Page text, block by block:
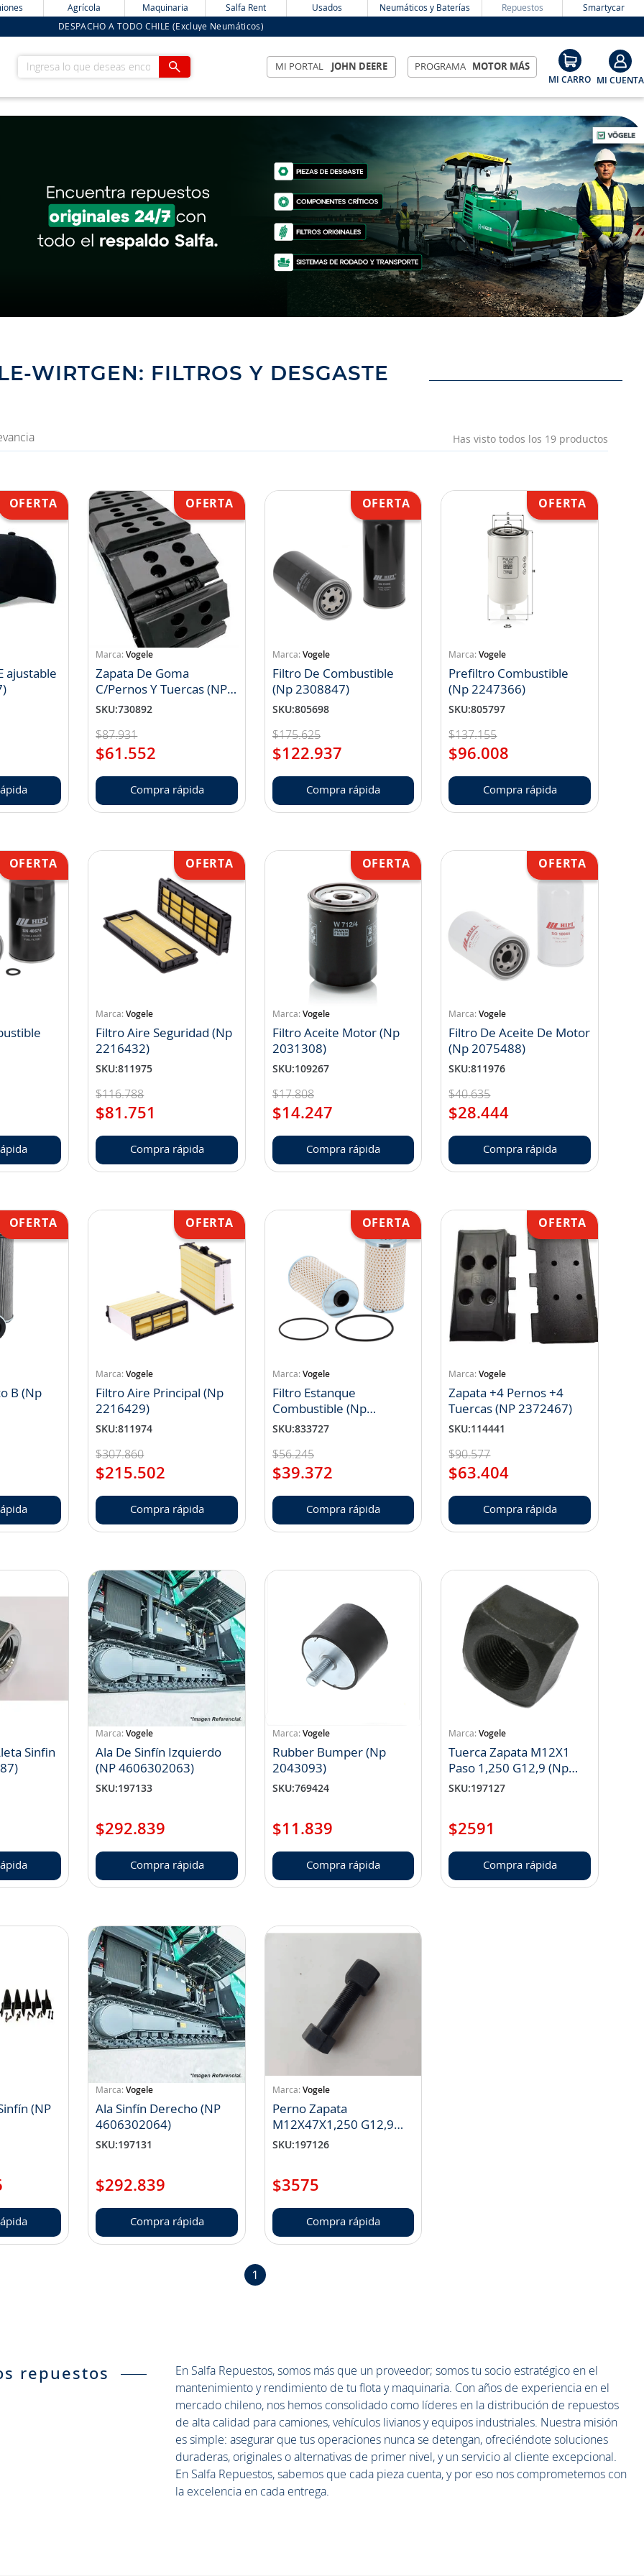
Agrícola Maquinaria Salfa Rent Usados Neumáticos y Baterías Repuestos Smartycar
DESPACHO A TODO CHILE (Excluye Neumáticos)
Ingresa lo que deseas encontrar MI PORTAL JOHN DEERE PROGRAMA MOTOR MÁS
WIRTGEN: FILTROS Y DESGASTE
Has visto todos los 19productos
ajustable
Vogele
Zapata De Goma
C/Pernos Y Tuercas (NP
2443871)
SKU:730892
$87.931
$61 .552
Compra rápida
Vogele
Filtro De Combustible
(Np 2308847)
SKU:805698
$175.625
$122.937
Compra rápida
Vogele
Prefiltro Combustible
(Np 2247366)
SKU:805797
$137.155
$96.008
Compra rápida
Vogele
Filtro Aire Seguridad (Np
2216432)
SKU:811975
$116.788
$81 .751
Compra rápida
Vogele
Filtro Aceite Motor (Np
2031308)
SKU:109267
$17.808
$14.247
Compra rápida
Vogele
Filtro De Aceite De Motor
(Np 2075488)
SKU:811976
$40.635
$28.444
Compra rápida
B (Np
Vogele
Filtro Aire Principal (Np
2216429)
SKU:811974
$307.860
$215.502
Compra rápida
Vogele
Filtro Estanque
Combustible (Np
2307678)
SKU:833727
$56.245
$39.372
Compra rápida
Vogele
Zapata +4 Pernos +4
Tuercas (NP 2372467)
SKU:114441
$90.577
$63.404
Compra rápida
Sinfin
Vogele
Ala De Sinfín Izquierdo
(NP 4606302063)
SKU:197133
$292.839
Compra rápida
Vogele
Rubber Bumper (Np
2043093)
SKU:769424
$11 .839
Compra rápida
Vogele
Tuerca Zapata M12X1
Paso 1,250 G12,9 (Np
4610302107)
SKU:197127
$2591
Compra rápida
(NP
Vogele
Ala Sinfín Derecho (NP
4606302064)
SKU:197131
$292.839
Compra rápida
Vogele
Perno Zapata
M12X47X1,250 G12,9
(Np 4610302106)
SKU:197126
$3575
Compra rápida
1
repuestos
En Salfa Repuestos, somos más que un proveedor; somos tu socio estratégico en el
mantenimiento y rendimiento de tu flota y maquinaria. Con años de experiencia en el
mercado chileno, nos hemos consolidado como líderes en la distribución de repuestos
de alta calidad para camiones, vehículos livianos y equipos industriales. Nuestra misión
es simple: asegurar que tus operaciones nunca se detengan, ofreciéndote soluciones
duraderas, originales o alternativas de primer nivel, y un servicio al cliente excepcional.
En Salfa Repuestos, sabemos que cada pieza cuenta, y por eso nos comprometemos con
la excelencia en cada entrega.